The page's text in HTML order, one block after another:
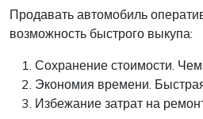
Продавать автомобиль
возможность быстрого выкупа:
Сохранение стоимости.
Экономия времени.
Избежание затрат на